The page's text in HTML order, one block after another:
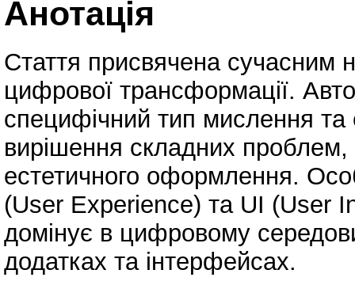
Анотація
Стаття присвячена сучасним
цифрової трансформації.
специфічний тип мислення та
вирішення складних
естетичного оформлення.
(User Experience) та UI (User
домінує в цифровому
додатках та інтерфейсах.